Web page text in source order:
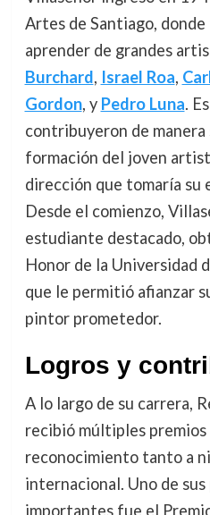
Artes de Santiago,
aprender de grandes
Burchard, Israel Roa,
Gordon, y Pedro Luna.
contribuyeron de
formación del joven
dirección que tomaría
Desde el comienzo,
estudiante destacado,
Honor de la Universidad
que le permitió afianzar
pintor prometedor.
Logros y
A lo largo de su carrera,
recibió múltiples
reconocimiento tanto a
internacional. Uno de
importantes fue el